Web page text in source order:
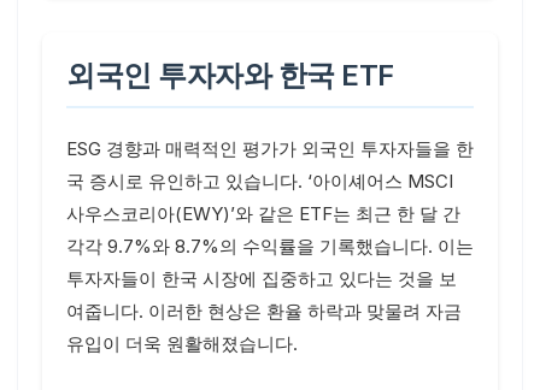
외국인 투자자와 한국 ETF
ESG 경향과 매력적인 평가가 외국인 투자자들을 한
국 증시로 유인하고 있습니다. ‘아이셰어스 MSCI
사우스코리아(EWY)’와 같은 ETF는 최근 한 달 간
각각 9.7%와 8.7%의 수익률을 기록했습니다. 이는
투자자들이 한국 시장에 집중하고 있다는 것을 보
여줍니다. 이러한 현상은 환율 하락과 맞물려 자금
유입이 더욱 원활해졌습니다.